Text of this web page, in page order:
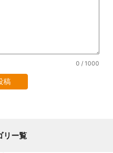
0 / 1000
リー覧